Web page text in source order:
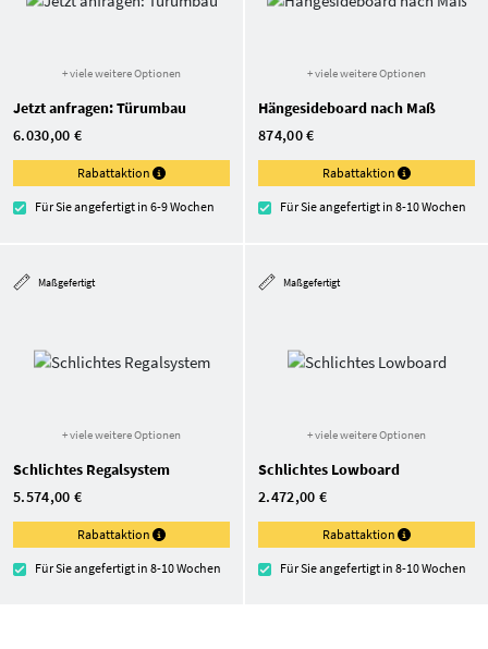
+ viele weitere Optionen
Jetzt anfragen: Türumbau
6.030,00 €
Rabattaktion
Für Sie angefertigt in 6-9 Wochen
+ viele weitere Optionen
Hängesideboard nach Maß
874,00 €
Rabattaktion
Für Sie angefertigt in 8-10 Wochen
Maßgefertigt
+ viele weitere Optionen
Schlichtes Regalsystem
5.574,00 €
Rabattaktion
Für Sie angefertigt in 8-10 Wochen
Maßgefertigt
+ viele weitere Optionen
Schlichtes Lowboard
2.472,00 €
Rabattaktion
Für Sie angefertigt in 8-10 Wochen